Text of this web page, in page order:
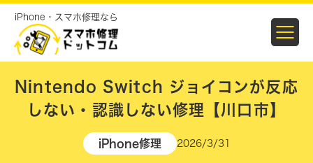
iPhone・スマホ修理なら
Nintendo Switch ジョイコンが反応
しない・認識しない修理【川口市】
iPhone修理 2026/3/31